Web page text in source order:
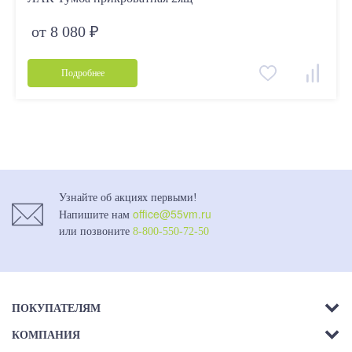
от 8 080 ₽
Подробнее
Узнайте об акциях первыми!
Напишите нам office@55vm.ru
или позвоните 8-800-550-72-50
ПОКУПАТЕЛЯМ
Акции
КОМПАНИЯ